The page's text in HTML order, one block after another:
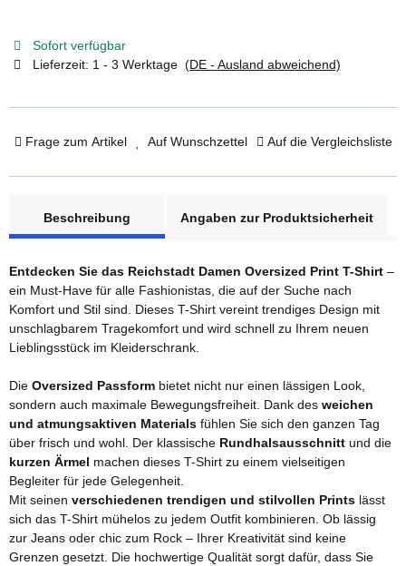
Sofort verfügbar
Lieferzeit: 1 - 3 Werktage (DE - Ausland abweichend)
Frage zum Artikel Auf Wunschzettel Auf die Vergleichsliste
Beschreibung
Angaben zur Produktsicherheit
Entdecken Sie das Reichstadt Damen Oversized Print T-Shirt –
ein Must-Have für alle Fashionistas, die auf der Suche nach
Komfort und Stil sind. Dieses T-Shirt vereint trendiges Design mit
unschlagbarem Tragekomfort und wird schnell zu Ihrem neuen
Lieblingsstück im Kleiderschrank.
Die Oversized Passform bietet nicht nur einen lässigen Look,
sondern auch maximale Bewegungsfreiheit. Dank des weichen
und atmungsaktiven Materials fühlen Sie sich den ganzen Tag
über frisch und wohl. Der klassische Rundhalsausschnitt und die
kurzen Ärmel machen dieses T-Shirt zu einem vielseitigen
Begleiter für jede Gelegenheit.
Mit seinen verschiedenen trendigen und stilvollen Prints lässt
sich das T-Shirt mühelos zu jedem Outfit kombinieren. Ob lässig
zur Jeans oder chic zum Rock – Ihrer Kreativität sind keine
Grenzen gesetzt. Die hochwertige Qualität sorgt dafür, dass Sie